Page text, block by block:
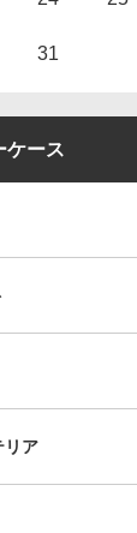
31
ケース
リア